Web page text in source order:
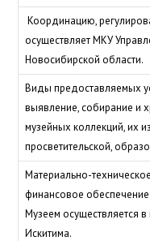
Координацию,
осуществляет МКУ
Новосибирской области.
Виды предоставляемых
выявление, собирание и
музейных коллекций, их
просветительской,
Материально-
финансовое
Музеем осуществляется
Искитима.